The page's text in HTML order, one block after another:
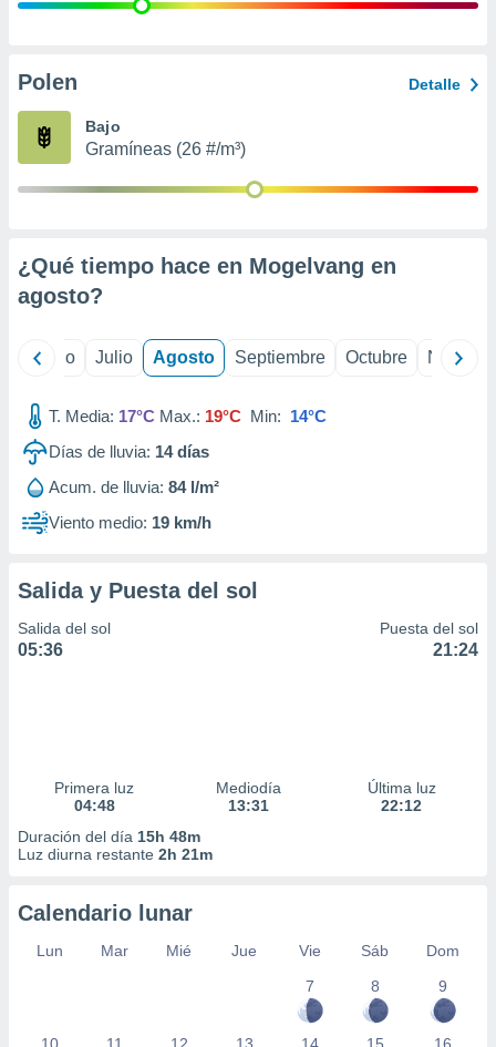
e
publicidad
Polen Detalle
Bajo
Gramíneas (26 #/m³)
¿Qué tiempo hace en Mogelvang en
agosto?
Junio Julio Agosto Septiembre Octubre
T. Media: 17°C Max.: 19°C Min: 14°C
Días de lluvia: 14días
Acum. de lluvia: 84 l/m²
Viento medio: 19 km/h
Salida y Puesta del sol
Salida del sol
05:36
Puesta del sol
21:24
Primera luz
04:48
Mediodía
13:31
Última luz
22:12
Duración del día 15h 48m
Luz diurna restante 2h 21m
Calendario lunar
Lun Mar Mié Jue Vie Sáb
Dom
7
8 9